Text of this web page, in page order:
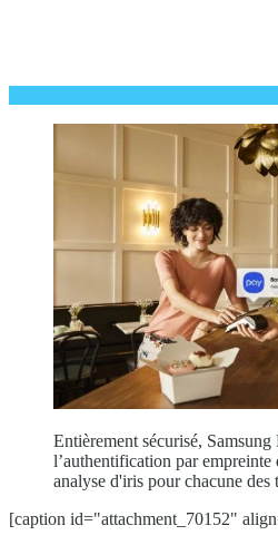
Entièrement sécurisé, Samsung
l’authentification par
analyse d'iris pour chacune des
[caption id="attachment_70152"